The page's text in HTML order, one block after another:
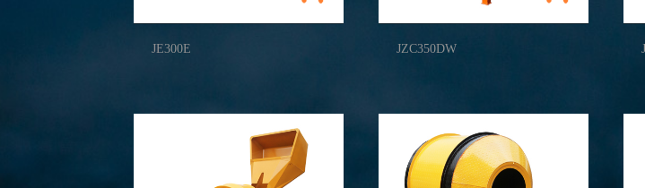
JE300E JZC350DW